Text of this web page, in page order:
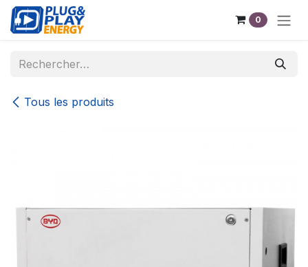
Se rendre au contenu
0
Tous les produits